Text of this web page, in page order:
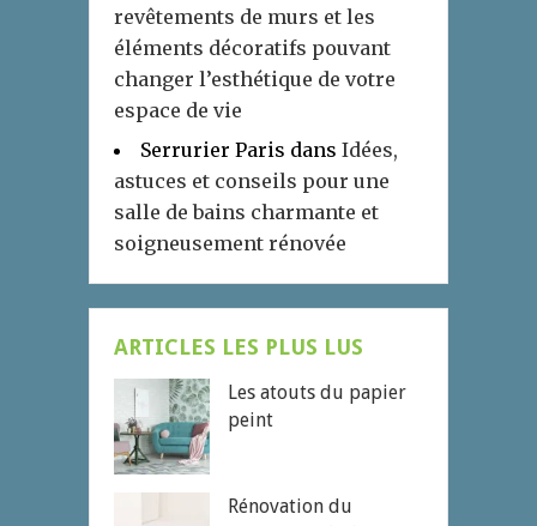
revêtements de murs et les
éléments décoratifs pouvant
changer l’esthétique de votre
espace de vie
Serrurier Paris dans Idées,
astuces et conseils pour une
salle de bains charmante et
soigneusement rénovée
ARTICLES LES PLUS LUS
Les atouts du papier
peint
Rénovation du